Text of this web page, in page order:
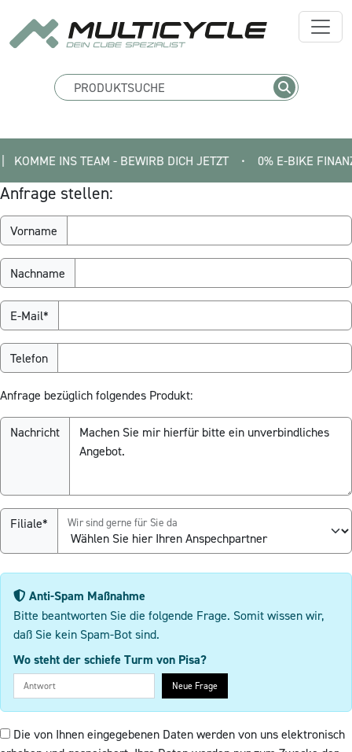
INS TEAM - BEWIRB DICH JETZT • 0% E-BIKE
Anfrage stellen:
Vorname
Nachname
E-Mail*
Telefon
Anfrage bezüglich folgendes Produkt:
Nachricht
Filiale* Wir sind gerne für Sie da
Anti-Spam Maßnahme
Bitte beantworten Sie die folgende Frage. Somit wissen wir,
daß Sie kein Spam-Bot sind.
Wo steht der schiefe Turm von Pisa?
Neue Frage
Die von Ihnen eingegebenen Daten werden von uns elektronisch